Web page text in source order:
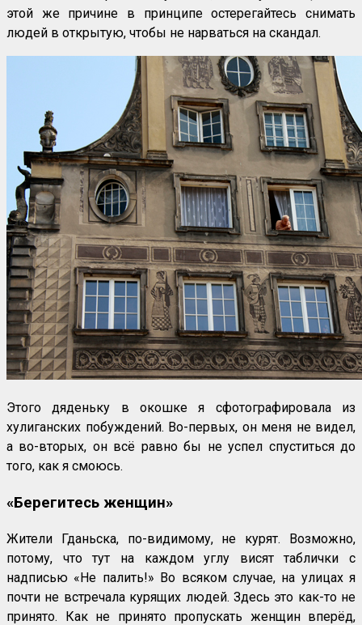
этой же причине в принципе остерегайтесь снимать
людей в открытую, чтобы не нарваться на скандал.
Этого дяденьку в окошке я сфотографировала из
хулиганских побуждений. Во-первых, он меня не видел,
а во-вторых, он всё равно бы не успел спуститься до
того, как я смоюсь.
«Берегитесь женщин»
Жители Гданьска, по-видимому, не курят. Возможно,
потому, что тут на каждом углу висят таблички с
надписью «Не палить!» Во всяком случае, на улицах я
почти не встречала курящих людей. Здесь это как-то не
принято. Как не принято пропускать женщин вперёд,